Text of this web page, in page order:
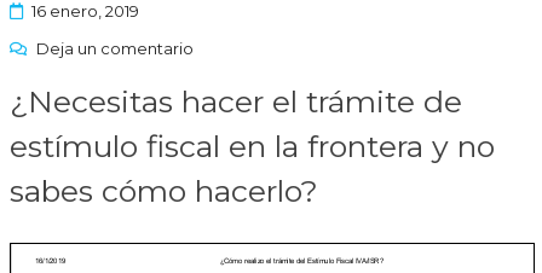
16 enero, 2019
Deja un comentario
¿Necesitas hacer el trámite de
estímulo fiscal en la frontera y no
sabes cómo hacerlo?